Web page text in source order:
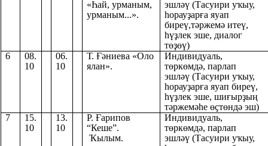
«Һай, урманым,
урманым...».
эшләү (Тасуири уҡыу,
һорауҙарға яуап
биреү,тәржемә итеү,
һүҙлек эше, диалог
төҙөү)
6
08.
10
06.
10
Т. Ғәниева «Оло
ялан».
Индивидуаль,
төркөмдә, парлап
эшләү (Тасуири уҡыу,
һорауҙарға яуап биреү,
һүҙлек эше, шиғырҙың
тәржемәһе өҫтөндә эш)
7
15.
10
13.
10
Р. Ғарипов
“Кеше”.
Ҡылым.
Индивидуаль,
төркөмдә, парлап
эшләү (Тасуири уҡыу,